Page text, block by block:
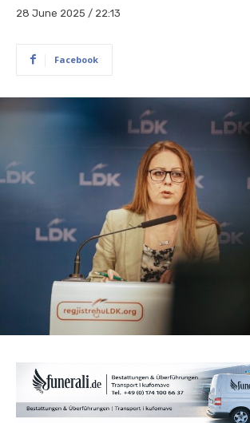
28 June 2025 / 22:13
Facebook